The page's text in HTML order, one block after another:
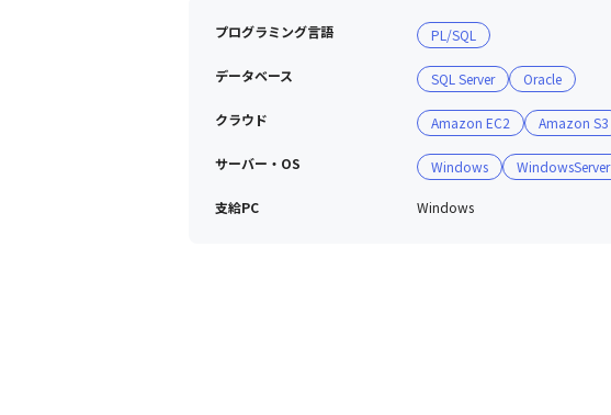
プログラミング言語 PL/SQL
データベース SQL Server Oracle
クラウド Amazon EC2 Amazon S3
サーバー・OS Windows WindowsServer
支給PC Windows